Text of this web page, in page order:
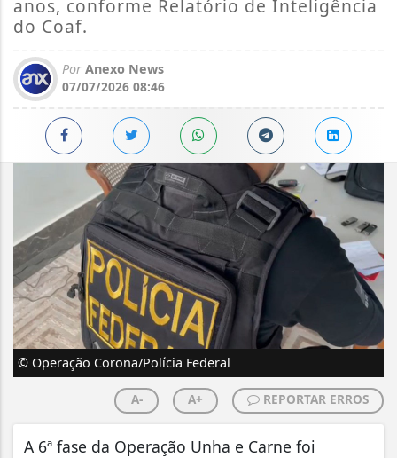
anos, conforme Relatório de Inteligência
do Coaf.
Por Anexo News
07/07/2026 08:46
© Operação Corona/Polícia Federal
A- A+ REPORTAR ERROS
A 6ª fase da Operação Unha e Carne foi